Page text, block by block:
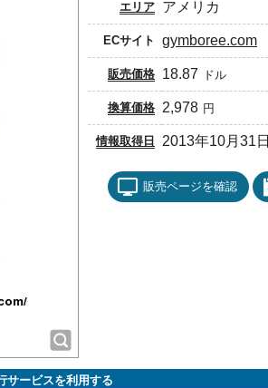
エリア アメリカ
ECサイト gymboree.com
販売価格 18.87 ドル
換算価格 2,978 円
情報取得日 2013年10月31日
販売ページを確認
サービスを利用する